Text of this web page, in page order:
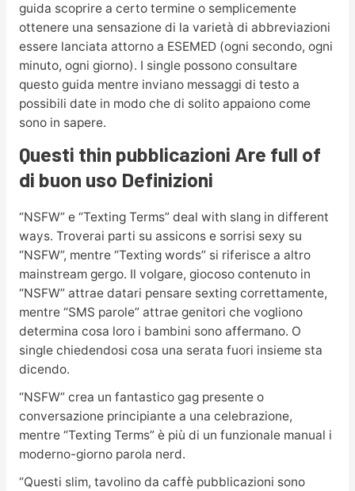
guida scoprire a certo termine o semplicemente
ottenere una sensazione di la varietà di abbreviazioni
essere lanciata attorno a ESEMED (ogni secondo, ogni
minuto, ogni giorno). I single possono consultare
questo guida mentre inviano messaggi di testo a
possibili date in modo che di solito appaiono come
sono in sapere.
Questi thin pubblicazioni Are full of
di buon uso Definizioni
“NSFW” e “Texting Terms” deal with slang in different
ways. Troverai parti su assicons e sorrisi sexy su
“NSFW”, mentre “Texting words” si riferisce a altro
mainstream gergo. Il volgare, giocoso contenuto in
“NSFW” attrae datari pensare sexting correttamente,
mentre “SMS parole” attrae genitori che vogliono
determina cosa loro i bambini sono affermano. O
single chiedendosi cosa una serata fuori insieme sta
dicendo.
“NSFW” crea un fantastico gag presente o
conversazione principiante a una celebrazione,
mentre “Texting Terms” è più di un funzionale manual i
moderno-giorno parola nerd.
“Questi slim, tavolino da caffè pubblicazioni sono